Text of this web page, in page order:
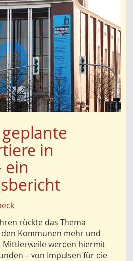
in
ein
rückte das Thema
Kommunen mehr und
Mittlerweile werden hiermit
– von Impulsen für die